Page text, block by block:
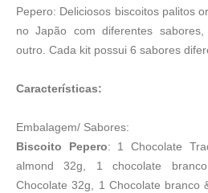
Pepero: Deliciosos biscoitos palitos
no Japão com diferentes
outro. Cada kit possui 6 sabores
Características:
Embalagem/ Sabores:
Biscoito Pepero: 1 Chocolate
almond 32g, 1 chocolate
Chocolate 32g, 1 Chocolate branco